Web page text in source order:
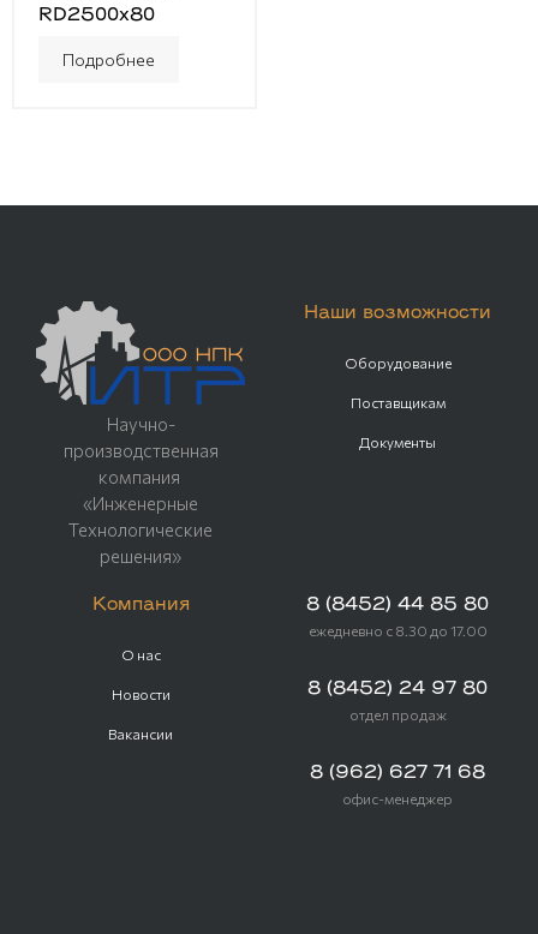
RD2500x80
Подробнее
Научно-
производственная
компания
«Инженерные
Технологические
решения»
Наши возможности
Оборудование
Поставщикам
Документы
Компания
О нас
Новости
Вакансии
8 (8452) 44 85 80
ежедневно с 8.30 до 17.00
8 (8452) 24 97 80
отдел продаж
8 (962) 627 71 68
офис-менеджер